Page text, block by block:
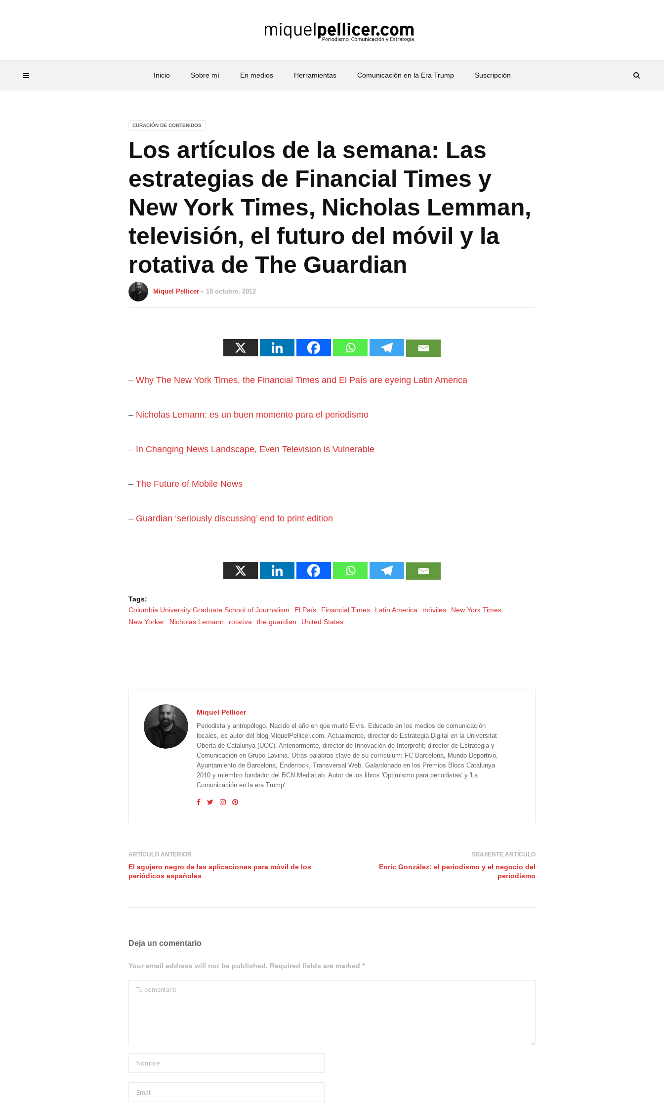
Inicio Sobre mí En medios Herramientas Comunicación en la Era Trump Suscripción
CURACIÓN DE CONTENIDOS
Los artículos de la semana: Las
estrategias de Financial Times y
New York Times, Nicholas Lemman,
televisión, el futuro del móvil y la
rotativa de The Guardian
Miquel Pellicer 18 octubre, 2012
–Why The New York Times, the Financial Times and El País are eyeing Latin America
– Nicholas Lemann: es un buen momento para el periodismo
– In Changing News Landscape, Even Television is Vulnerable
–The Future of Mobile News
– Guardian ‘seriously discussing’ end to print edition
Tags:
Columbia University Graduate School of Journalism
El País Financial Times Latin America móviles
New York Times
New Yorker
Nicholas Lemann rotativa the guardian United States
Miquel Pellicer
Periodista y antropólogo. Nacido el año en que murió Elvis. Educado en los medios de comunicación
locales, es autor del blog MiquelPellicer.com. Actualmente, director de Estrategia Digital en la Universitat
Oberta de Catalunya (UOC). Anteriormente, director de Innovación de Interprofit; director de Estrategia y
Comunicación en Grupo Lavinia. Otras palabras clave de su currículum: FC Barcelona, Mundo Deportivo,
Ayuntamiento de Barcelona, Enderrock, Transversal Web. Galardonado en los Premios Blocs Catalunya
2010 y miembro fundador del BCN MediaLab. Autor de los libros 'Optimismo para periodistas' y 'La
Comunicación en la era Trump'.
ARTÍCULO ANTERIOR
El agujero negro de las aplicaciones para móvil de los
periódicos españoles
SIGUIENTE ARTÍCULO
Enric González: el periodismo y el negocio del
periodismo
Deja un comentario
Your email address will not be published. Required fields are marked *